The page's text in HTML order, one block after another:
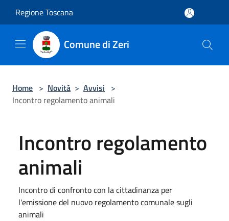
Regione Toscana
Comune di Zeri
Home > Novità > Avvisi >
Incontro regolamento animali
Incontro regolamento
animali
Incontro di confronto con la cittadinanza per
l'emissione del nuovo regolamento comunale sugli
animali